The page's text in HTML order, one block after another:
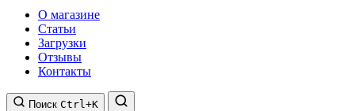
О магазине
Статьи
Загрузки
Отзывы
Контакты
Поиск Ctrl+K